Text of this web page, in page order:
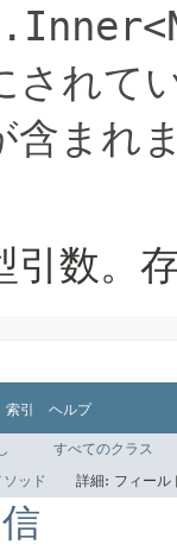
されて
含まれ
引数。
索引 ヘルプ
すべてのクラス
ソッド 詳細: フィー